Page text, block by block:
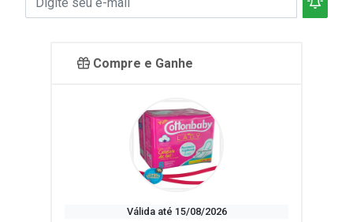
Compre e Ganhe
Válida até 15/08/2026